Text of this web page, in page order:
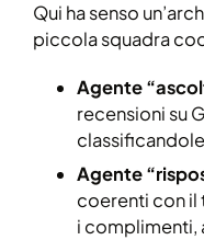
Qui ha senso
piccola squadra
Agente
recensioni su
Agente
coerenti con
i complimenti,